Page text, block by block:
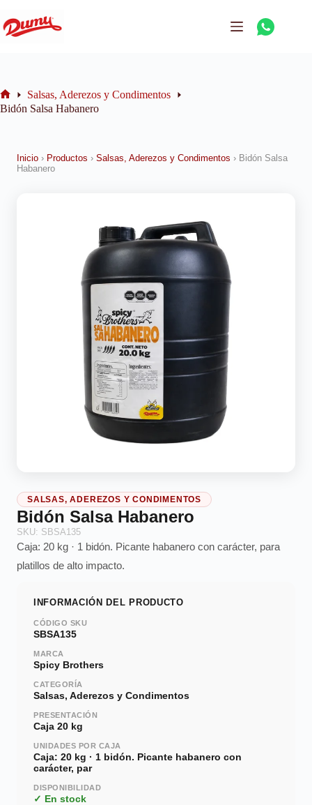
Salsas, Aderezos y Condimentos
Bidón Salsa Habanero
Inicio › Productos › Salsas, Aderezos y Condimentos › Bidón Salsa
Habanero
SALSAS, ADEREZOS Y CONDIMENTOS
Bidón Salsa Habanero
SKU: SBSA135
Caja: 20 kg · 1 bidón. Picante habanero con carácter, para
platillos de alto impacto.
INFORMACIÓN DEL PRODUCTO
CÓDIGO SKU
SBSA135
MARCA
Spicy Brothers
CATEGORÍA
Salsas, Aderezos y Condimentos
PRESENTACIÓN
Caja 20 kg
UNIDADES POR CAJA
Caja: 20 kg · 1 bidón. Picante habanero con
carácter, par
DISPONIBILIDAD
✓ En stock